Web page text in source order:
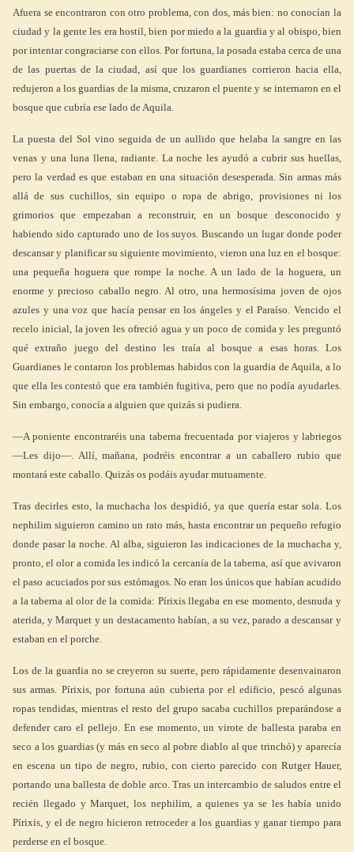
Afuera se encontraron con otro problema, con dos, más bien: no conocían la
ciudad y la gente les era hostil, bien por miedo a la guardia y al obispo, bien
por intentar congraciarse con ellos. Por fortuna, la posada estaba cerca de una
de las puertas de la ciudad, así que los guardianes corrieron hacia ella,
redujeron a los guardias de la misma, cruzaron el puente y se internaron en el
bosque que cubría ese lado de Aquila.
La puesta del Sol vino seguida de un aullido que helaba la sangre en las
venas y una luna llena, radiante. La noche les ayudó a cubrir sus huellas,
pero la verdad es que estaban en una situación desesperada. Sin armas más
allá de sus cuchillos, sin equipo o ropa de abrigo, provisiones ni los
grimorios que empezaban a reconstruir, en un bosque desconocido y
habiendo sido capturado uno de los suyos. Buscando un lugar donde poder
descansar y planificar su siguiente movimiento, vieron una luz en el bosque:
una pequeña hoguera que rompe la noche. A un lado de la hoguera, un
enorme y precioso caballo negro. Al otro, una hermosísima joven de ojos
azules y una voz que hacía pensar en los ángeles y el Paraíso. Vencido el
recelo inicial, la joven les ofreció agua y un poco de comida y les preguntó
qué extraño juego del destino les traía al bosque a esas horas. Los
Guardianes le contaron los problemas habidos con la guardia de Aquila, a lo
que ella les contestó que era también fugitiva, pero que no podía ayudarles.
Sin embargo, conocía a alguien que quizás si pudiera.
―A poniente encontraréis una taberna frecuentada por viajeros y labriegos
―Les dijo―. Allí, mañana, podréis encontrar a un caballero rubio que
montará este caballo. Quizás os podáis ayudar mutuamente.
Tras decirles esto, la muchacha los despidió, ya que quería estar sola. Los
nephilim siguieron camino un rato más, hasta encontrar un pequeño refugio
donde pasar la noche. Al alba, siguieron las indicaciones de la muchacha y,
pronto, el olor a comida les indicó la cercanía de la taberna, así que avivaron
el paso acuciados por sus estómagos. No eran los únicos que habían acudido
a la taberna al olor de la comida: Pírixis llegaba en ese momento, desnuda y
aterida, y Marquet y un destacamento habían, a su vez, parado a descansar y
estaban en el porche.
Los de la guardia no se creyeron su suerte, pero rápidamente desenvainaron
sus armas. Pírixis, por fortuna aún cubierta por el edificio, pescó algunas
ropas tendidas, mientras el resto del grupo sacaba cuchillos preparándose a
defender caro el pellejo. En ese momento, un virote de ballesta paraba en
seco a los guardias (y más en seco al pobre diablo al que trinchó) y aparecía
en escena un tipo de negro, rubio, con cierto parecido con Rutger Hauer,
portando una ballesta de doble arco. Tras un intercambio de saludos entre el
recién llegado y Marquet, los nephilim, a quienes ya se les había unido
Pírixis, y el de negro hicieron retroceder a los guardias y ganar tiempo para
perderse en el bosque.